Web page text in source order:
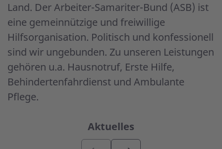
Land. Der Arbeiter-Samariter-Bund (ASB) ist
eine gemeinnützige und freiwillige
Hilfsorganisation. Politisch und konfessionell
sind wir ungebunden. Zu unseren Leistungen
gehören u.a. Hausnotruf, Erste Hilfe,
Behindertenfahrdienst und Ambulante
Pflege.
Aktuelles